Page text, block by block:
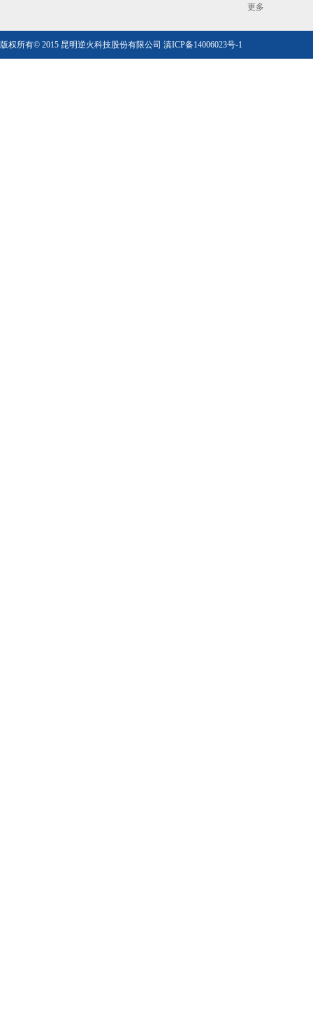
更多
版权所有© 2015 昆明逆火科技股份有限公司 滇ICP备14006023号-1